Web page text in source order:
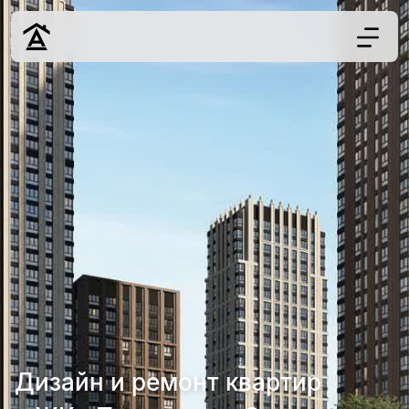
Контакты
г. Москва
8 (495) 109-
22-59
Обсудить
Дизайн и ремонт квартир